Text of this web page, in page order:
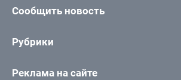
Сообщить новость
Рубрики
Реклама на сайте